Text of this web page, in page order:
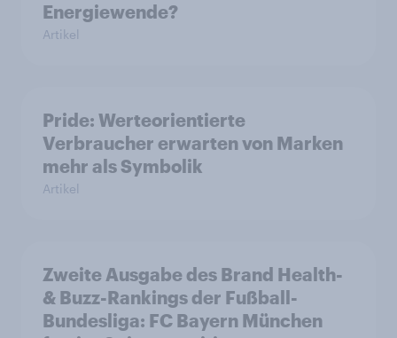
Energiewende?
Artikel
Pride: Werteorientierte
Verbraucher erwarten von Marken
mehr als Symbolik
Artikel
Zweite Ausgabe des Brand Health-
& Buzz-Rankings der Fußball-
Bundesliga: FC Bayern München